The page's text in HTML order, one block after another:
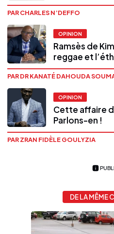
PAR CHARLES N’DEFFO
OPINION
Ramsès de
reggae et
PAR DR KANATÉ DAHOUDA
OPINION
Cette affaire
Parlons-en !
PAR ZRAN FIDÈLE GOULYZIA
DE LA MÊME